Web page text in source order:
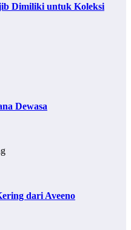
Dimiliki untuk Koleksi
Dewasa
dari Aveeno